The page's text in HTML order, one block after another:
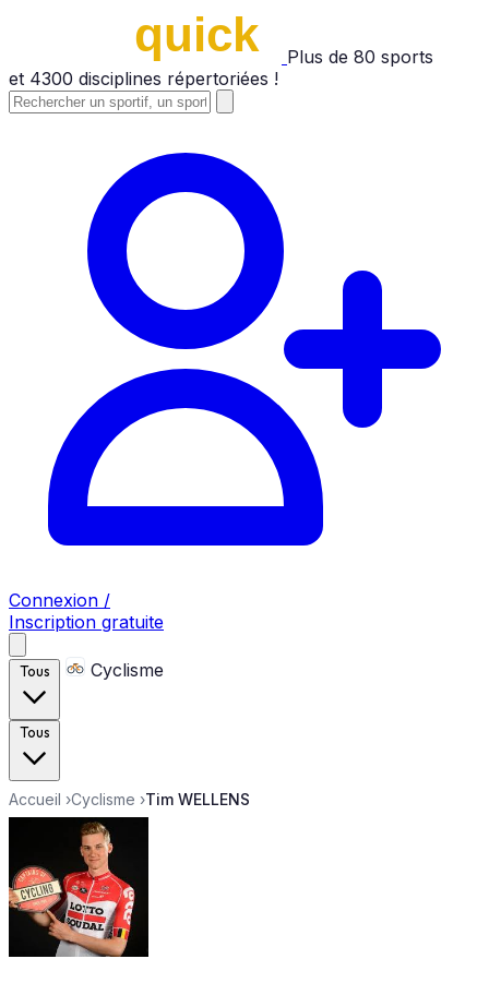
Plus de 80 sports
et 4300 disciplines répertoriées !
Connexion /
Inscription gratuite
Tous Cyclisme
Tous
Accueil ›Cyclisme ›Tim WELLENS